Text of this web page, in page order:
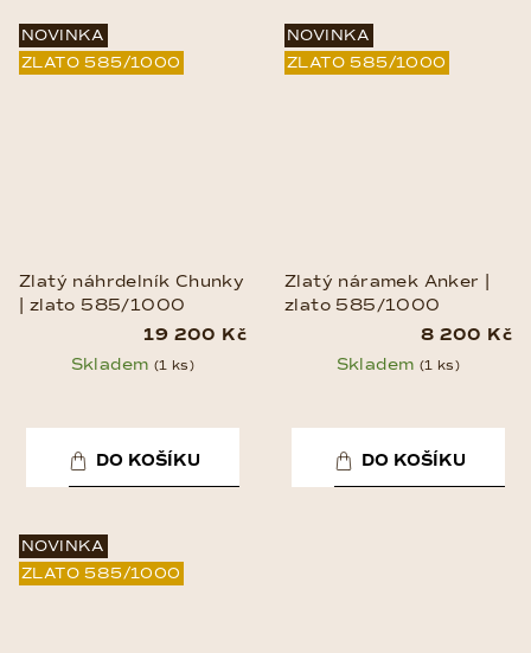
NOVINKA
ZLATO 585/1000
Zlatý náhrdelník Chunky
| zlato 585/1000
19 200 Kč
Skladem (1 ks)
DO KOŠÍKU
NOVINKA
ZLATO 585/1000
Zlatý náramek Anker |
zlato 585/1000
8 200 Kč
Skladem (1 ks)
DO KOŠÍKU
NOVINKA
ZLATO 585/1000